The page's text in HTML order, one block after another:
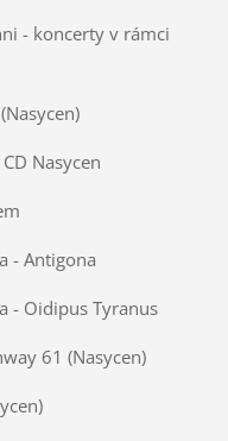
- koncerty v rámci
Nasycen
- Antigona
- Oidipus Tyranus
61 (Nasycen)